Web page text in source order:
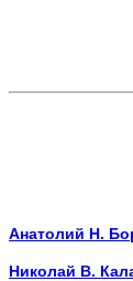
Анатолий Н.
Николай В.